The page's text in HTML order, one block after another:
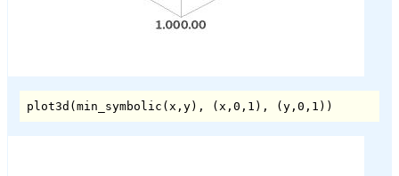
plot3d(min_symbolic(x,y), (x,0,1), (y,0,1))